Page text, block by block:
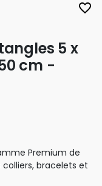
favorite_border
5 x
cm -
Premium de
bracelets et